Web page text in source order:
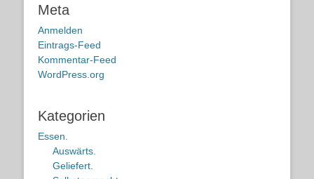
Meta
Anmelden
Eintrags-Feed
Kommentar-Feed
WordPress.org
Kategorien
Essen.
Auswärts.
Geliefert.